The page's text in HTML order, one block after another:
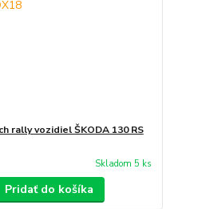
rally vozidiel ŠKODA 130 RS
Skladom 5 ks
Pridať do košíka